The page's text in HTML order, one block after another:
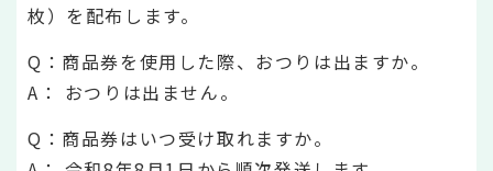
枚）を配布します。
Q：商品券を使用した際、おつりは出ますか。
A： おつりは出ません。
Q：商品券はいつ受け取れますか。